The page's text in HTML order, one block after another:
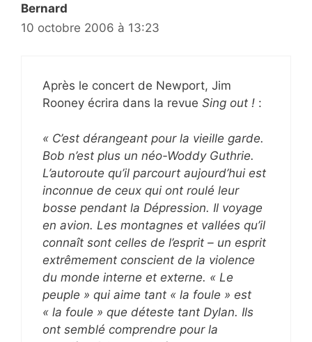
Bernard
10 octobre 2006 à 13:23
Après le concert de Newport, Jim
Rooney écrira dans la revue Sing out ! :
« C’est dérangeant pour la vieille garde.
Bob n’est plus un néo-Woddy Guthrie.
L’autoroute qu’il parcourt aujourd’hui est
inconnue de ceux qui ont roulé leur
bosse pendant la Dépression. Il voyage
en avion. Les montagnes et vallées qu’il
connaît sont celles de l’esprit – un esprit
extrêmement conscient de la violence
du monde interne et externe. « Le
peuple » qui aime tant « la foule » est
« la foule » que déteste tant Dylan. Ils
ont semblé comprendre pour la